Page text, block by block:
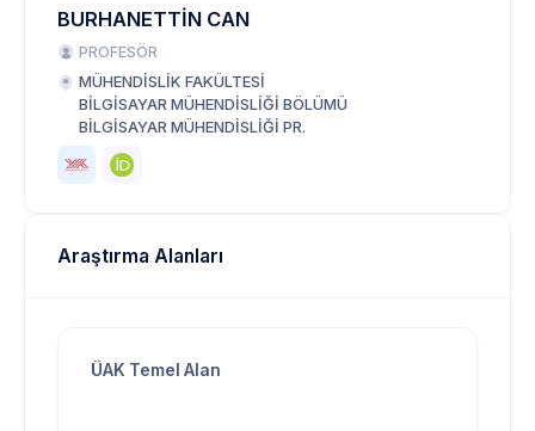
BURHANETTİN CAN
PROFESÖR
MÜHENDİSLİK FAKÜLTESİ
BİLGİSAYAR MÜHENDİSLİĞİ BÖLÜMÜ
BİLGİSAYAR MÜHENDİSLİĞİ PR.
Araştırma Alanları
ÜAK Temel Alan